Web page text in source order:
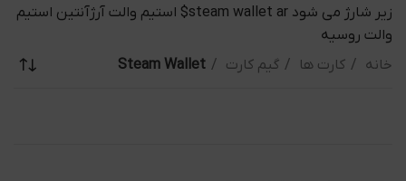
زیر شارژ می شود steam wallet ar$ استیم والت آرژآنتین استیم
والت روسیه
خانه
کارت ها گیم کارت Steam Wallet